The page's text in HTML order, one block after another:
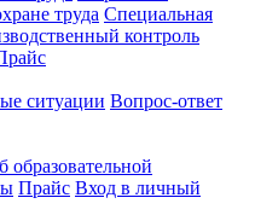
труда Специальная
контроль
ситуации Вопрос-ответ
образовательной
Прайс Вход в личный